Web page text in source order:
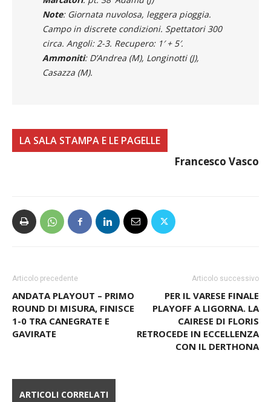
Campo in discrete condizioni. Spettatori 300
circa. Angoli: 2-3. Recupero: 1′ + 5′.
Ammoniti: D’Andrea (M), Longinotti (J),
Casazza (M).
ANDATA PLAYOUT – PRIMO
ROUND DI MISURA, FINISCE
1-0 TRA CANEGRATE E
GAVIRATE
PER IL VARESE FINALE
CAIRESE DI FLORIS
RETROCEDE IN ECCELLENZA
CON IL DERTHONA